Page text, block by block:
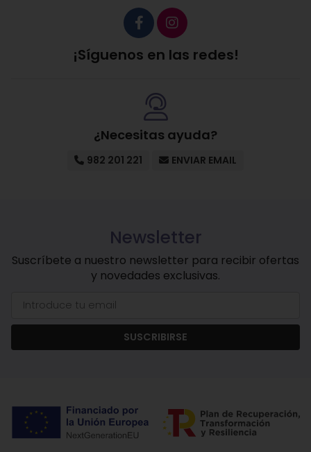
¡Síguenos en las redes!
¿Necesitas ayuda?
982 201 221 ENVIAR EMAIL
Newsletter
Suscríbete a nuestro newsletter para recibir ofertas
y novedades exclusivas.
SUSCRIBIRSE